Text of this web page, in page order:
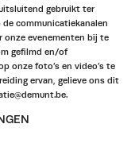
gebruikt ter
communicatiekanalen
onze evenementen bij te
gefilmd en/of
onze foto’s en video’s te
ervan, gelieve ons dit